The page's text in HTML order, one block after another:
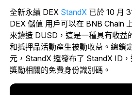
全新永續 DEX StandX 已於 10 月
DEX 儲值 用戶可以在 BNB Chain
來鑄造 DUSD，這是一種具有收益
和抵押品活動產生被動收益。總鎖
元，StandX 還發布了 StandX ID
獎勵相關的免費身份識別碼。